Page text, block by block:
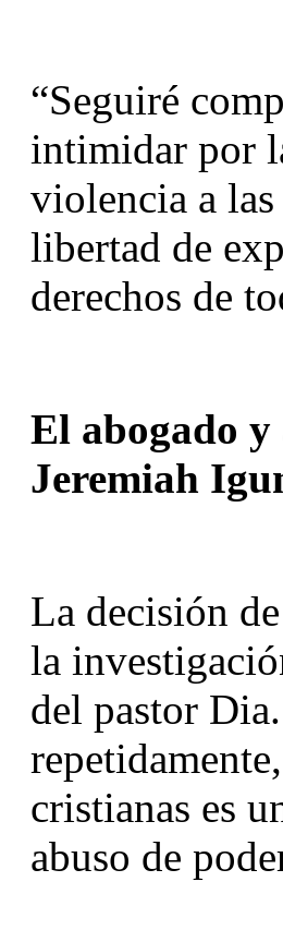
“Seguiré
intimidar por
violencia a
libertad de
derechos de
El abogado
Jeremiah
La decisión
la
del pastor
cristianas es
abuso de